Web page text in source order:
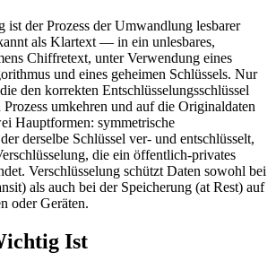
ist der Prozess der Umwandlung lesbarer
als Klartext — in ein unlesbares,
Chiffretext, unter Verwendung eines
und eines geheimen Schlüssels. Nur
den korrekten Entschlüsselungsschlüssel
umkehren und auf die Originaldaten
Hauptformen: symmetrische
derselbe Schlüssel ver- und entschlüsselt,
die ein öffentlich-privates
Verschlüsselung schützt Daten sowohl bei
als auch bei der Speicherung (at Rest) auf
oder Geräten.
Ist